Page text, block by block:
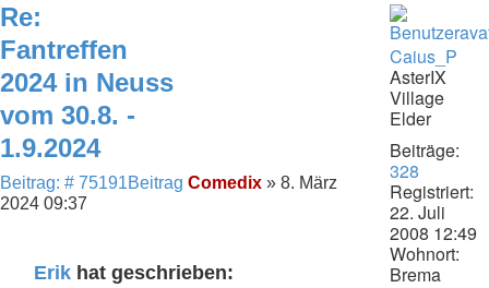
Re:
Fantreffen
2024 in Neuss
vom 30.8. -
1.9.2024
Beitrag: # 75191Beitrag Comedix » 8. März
2024 09:37
Erik hat geschrieben:
Caius_P
AsterIX
Village
Elder
Beiträge:
328
Registriert:
22. Juli
2008 12:49
Wohnort:
Brema